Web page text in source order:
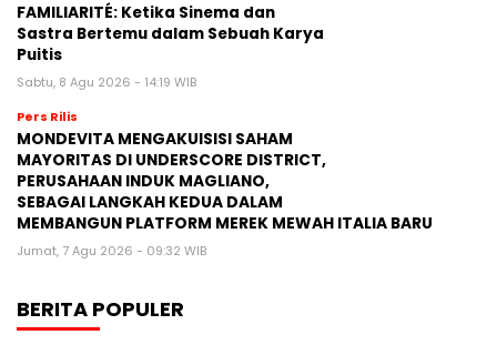
FAMILIARITÉ: Ketika Sinema dan
Sastra Bertemu dalam Sebuah Karya
Puitis
Sabtu, 8 Agu 2026 - 14:19 WIB
Pers Rilis
MONDEVITA MENGAKUISISI SAHAM
MAYORITAS DI UNDERSCORE DISTRICT,
PERUSAHAAN INDUK MAGLIANO,
SEBAGAI LANGKAH KEDUA DALAM
MEMBANGUN PLATFORM MEREK MEWAH ITALIA BARU
Jumat, 7 Agu 2026 - 09:32 WIB
BERITA POPULER